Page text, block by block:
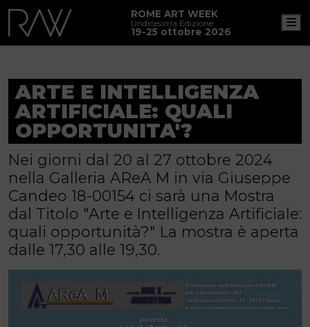
ROME ART WEEK
Undicesima Edizione
19-25 ottobre 2026
ARTE E INTELLIGENZA
ARTIFICIALE: QUALI
OPPORTUNITA'?
Nei giorni dal 20 al 27 ottobre 2024
nella Galleria AReA M in via Giuseppe
Candeo 18-00154 ci sarà una Mostra
dal Titolo "Arte e Intelligenza Artificiale:
quali opportunità?" La mostra è aperta
dalle 17,30 alle 19,30.